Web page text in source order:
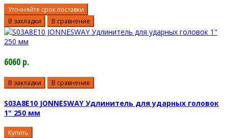
Уточняйте срок поставки
В закладки
В сравнение
6060 р.
В закладки В сравнение
S03A8E10 JONNESWAY Удлинитель для ударных головок
1" 250 мм
Купить